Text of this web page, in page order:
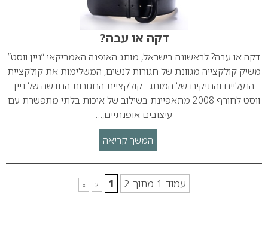
דקה או עבה?
דקה או עבה? לראשונה בישראל, מותג האופנה האמריקאי “ניין ווסט”
משיק קולקצייה מגוונת של חגורות לנשים, המשלימות את קולקציית
הנעליים והתיקים של המותג. קולקציית החגורות החדשה של ניין
ווסט לחורף 2008 מתאפיינת בשילוב של איכות בלתי מתפשרת עם
עיצובים אופנתיים,…
המשך קריאה
עמוד 1 מתוך 2 1
2
»